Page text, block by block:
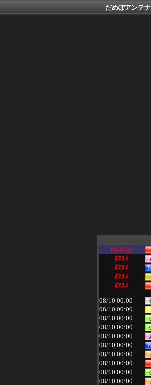
だめぽアンテナ
PickUp!
ｵﾇﾇﾒ
ｵﾇﾇﾒ
ｵﾇﾇﾒ
ｵﾇﾇﾒ
08/10 00:00
08/10 00:00
08/10 00:00
08/10 00:00
08/10 00:00
08/10 00:00
08/10 00:00
08/10 00:00
08/10 00:00
08/10 00:00